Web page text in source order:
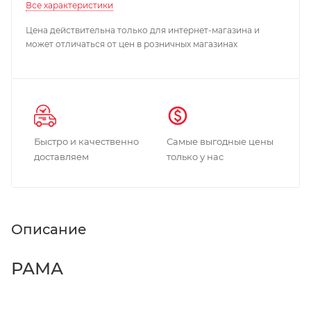
Все характеристики
Цена действительна только для интернет-магазина и
может отличаться от цен в розничных магазинах
Быстро и качественно
доставляем
Самые выгодные цены
только у нас
Описание
РАМА